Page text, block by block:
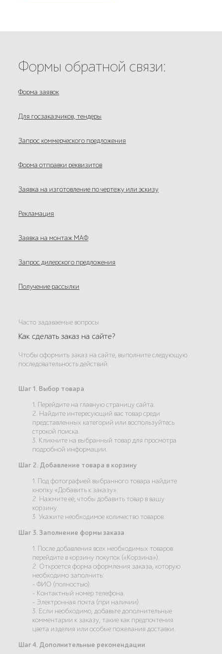
Формы обратной связи:
Форма заявок
Для госзаказчиков, тендеры
Запрос коммерческого предложения
Форма отправки реквизитов
Заявка на изготовление по чертежу или эскизу
Рекламация
Заявка на монтаж МАФ
Запрос дилерского предложения
Получение рассылки
Часто задаваемые вопросы
Как сделать заказ на сайте?
Чтобы оформить заказ на сайте, выполните следующую
последовательность действий:
Шаг 1. Выбор товара
1. Перейдите на главную страницу сайта.
2. Найдите интересующий вас товар среди
представленных категорий или воспользуйтесь
строкой поиска.
3. Кликните на выбранный товар для просмотра
подробной информации.
Шаг 2. Добавление товара в корзину
1. Под фотографией выбранного товара найдите
кнопку «Добавить к заказу».
2. Нажмите её, чтобы добавить товар в вашу
корзину.
3. Укажите необходимое количество товаров.
Шаг 3. Заполнение формы заказа
1. После добавления всех необходимых товаров
перейдите в корзину покупок («Корзина»).
2. Откроется форма оформления заказа, которую
необходимо заполнить:
- ФИО (полностью).
- Контактный номер телефона.
- Электронная почта (при наличии).
3. Если необходимо, добавьте дополнительные
комментарии к заказу, такие как предпочтения
цвета изделия или особые пожелания доставки.
Шаг 4. Дополнительные рекомендации